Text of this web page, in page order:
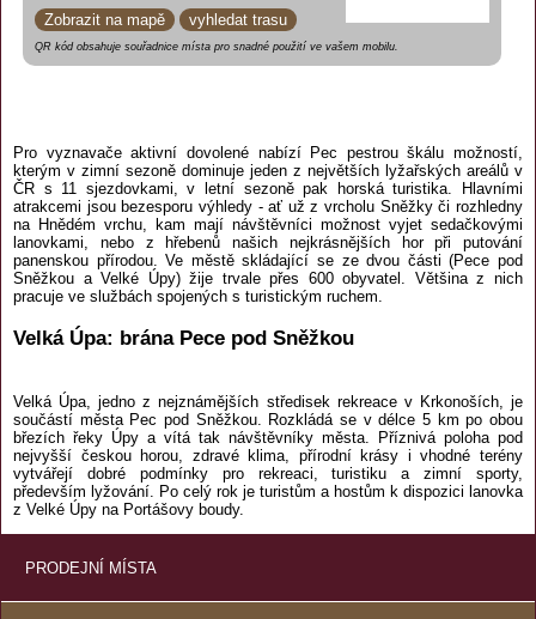
Zobrazit na mapě
vyhledat trasu
QR kód obsahuje souřadnice místa pro snadné použití ve vašem mobilu.
Pro vyznavače aktivní dovolené nabízí Pec pestrou škálu možností,
kterým v zimní sezoně dominuje jeden z největších lyžařských areálů v
ČR s 11 sjezdovkami, v letní sezoně pak horská turistika. Hlavními
atrakcemi jsou bezesporu výhledy - ať už z vrcholu Sněžky či rozhledny
na Hnědém vrchu, kam mají návštěvníci možnost vyjet sedačkovými
lanovkami, nebo z hřebenů našich nejkrásnějších hor při putování
panenskou přírodou. Ve městě skládající se ze dvou části (Pece pod
Sněžkou a Velké Úpy) žije trvale přes 600 obyvatel. Většina z nich
pracuje ve službách spojených s turistickým ruchem.
Velká Úpa: brána Pece pod Sněžkou
Velká Úpa, jedno z nejznámějších středisek rekreace v Krkonoších, je
součástí města Pec pod Sněžkou. Rozkládá se v délce 5 km po obou
březích řeky Úpy a vítá tak návštěvníky města. Příznivá poloha pod
nejvyšší českou horou, zdravé klima, přírodní krásy i vhodné terény
vytvářejí dobré podmínky pro rekreaci, turistiku a zimní sporty,
především lyžování. Po celý rok je turistům a hostům k dispozici lanovka
z Velké Úpy na Portášovy boudy.
PRODEJNÍ MÍSTA